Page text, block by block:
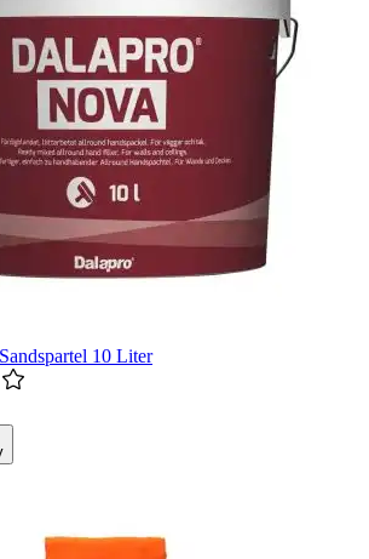
10 Liter